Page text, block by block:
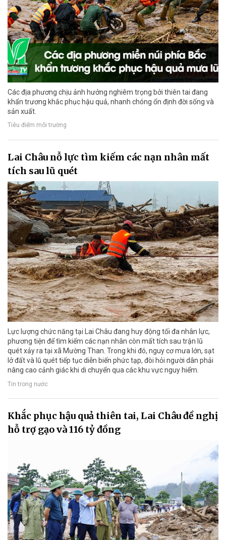
Các địa phương chịu ảnh hưởng nghiêm trọng bởi thiên tai đang
khẩn trương khắc phục hậu quả, nhanh chóng ổn định đời sống và
sản xuất.
Tiêu điểm môi trường
Lai Châu nỗ lực tìm kiếm các nạn nhân mất
tích sau lũ quét
Lực lượng chức năng tại Lai Châu đang huy động tối đa nhân lực,
phương tiện để tìm kiếm các nạn nhân còn mất tích sau trận lũ
quét xảy ra tại xã Mường Than. Trong khi đó, nguy cơ mưa lớn, sạt
lở đất và lũ quét tiếp tục diễn biến phức tạp, đòi hỏi người dân phải
nâng cao cảnh giác khi di chuyển qua các khu vực nguy hiểm.
Tin trong nước
Khắc phục hậu quả thiên tai, Lai Châu đề nghị
hỗ trợ gạo và 116 tỷ đồng